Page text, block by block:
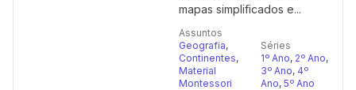
mapas simplificados e...
Assuntos
Geografia,
Continentes,
Material
Montessori
Séries
1º Ano, 2º Ano,
3º Ano, 4º
Ano, 5º Ano